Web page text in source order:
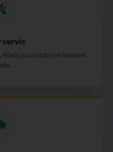
servis
kteří jsou vždy jen kousek